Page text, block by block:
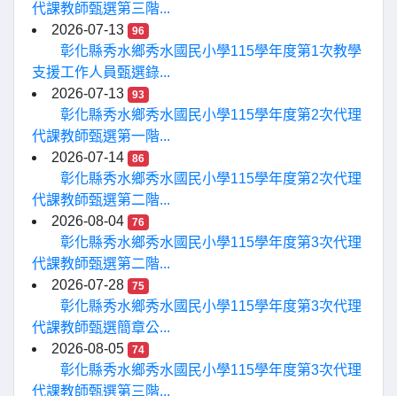
代課教師甄選第三階...
2026-07-13
96
彰化縣秀水鄉秀水國民小學115學年度第1次教學
支援工作人員甄選錄...
2026-07-13
93
彰化縣秀水鄉秀水國民小學115學年度第2次代理
代課教師甄選第一階...
2026-07-14
86
彰化縣秀水鄉秀水國民小學115學年度第2次代理
代課教師甄選第二階...
2026-08-04
76
彰化縣秀水鄉秀水國民小學115學年度第3次代理
代課教師甄選第二階...
2026-07-28
75
彰化縣秀水鄉秀水國民小學115學年度第3次代理
代課教師甄選簡章公...
2026-08-05
74
彰化縣秀水鄉秀水國民小學115學年度第3次代理
代課教師甄選第三階...